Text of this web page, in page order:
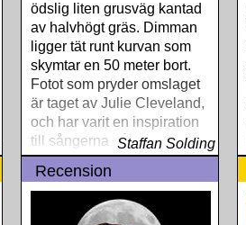
ödslig liten grusväg kantad
av halvhögt gräs. Dimman
ligger tät runt kurvan som
skymtar en 50 meter bort.
Fotot som pryder omslaget
är taget av Julie Cleveland,
och har varit en inspiration
till sångerna på detta album
Staffan Solding
Recension